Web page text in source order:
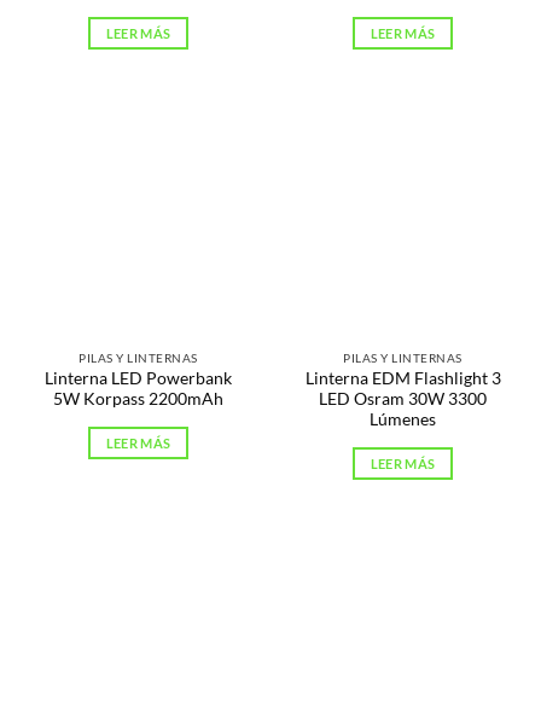
LEER MÁS LEER MÁS
PILAS Y LINTERNAS
Linterna LED Powerbank
5W Korpass 2200mAh
LEER MÁS
PILAS Y LINTERNAS
Linterna EDM Flashlight 3
LED Osram 30W 3300
Lúmenes
LEER MÁS